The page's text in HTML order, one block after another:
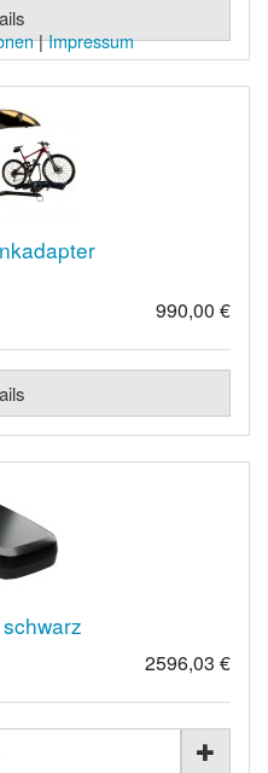
990,00 €
2596,03 €
|Impressum